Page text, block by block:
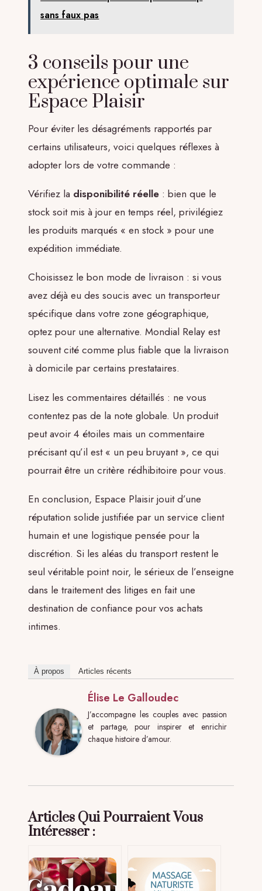
sans faux pas
3 conseils pour une
expérience optimale sur
Espace Plaisir
Pour éviter les désagréments rapportés par
certains utilisateurs, voici quelques réflexes à
adopter lors de votre commande :
Vérifiez la disponibilité réelle : bien que le
stock soit mis à jour en temps réel, privilégiez
les produits marqués « en stock » pour une
expédition immédiate.
Choisissez le bon mode de livraison : si vous
avez déjà eu des soucis avec un transporteur
spécifique dans votre zone géographique,
optez pour une alternative. Mondial Relay est
souvent cité comme plus fiable que la livraison
à domicile par certains prestataires.
Lisez les commentaires détaillés : ne vous
contentez pas de la note globale. Un produit
peut avoir 4 étoiles mais un commentaire
précisant qu’il est « un peu bruyant », ce qui
pourrait être un critère rédhibitoire pour vous.
En conclusion, Espace Plaisir jouit d’une
réputation solide justifiée par un service client
humain et une logistique pensée pour la
discrétion. Si les aléas du transport restent le
seul véritable point noir, le sérieux de l’enseigne
dans le traitement des litiges en fait une
destination de confiance pour vos achats
intimes.
À propos Articles récents
Élise Le Galloudec
J’accompagne les couples avec passion
et partage, pour inspirer et enrichir
chaque histoire d’amour.
Articles Qui Pourraient Vous
Intéresser :